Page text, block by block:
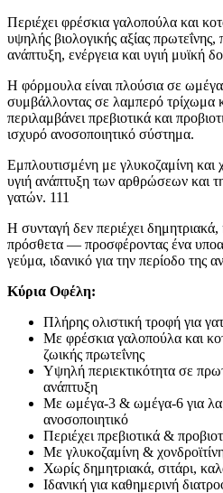
Περιέχει φρέσκια γαλοπούλα και
υψηλής βιολογικής αξίας
ανάπτυξη, ενέργεια και υγιή μυϊκή
Η φόρμουλα είναι πλούσια σε
συμβάλλοντας σε λαμπερό τρίχωμα
περιλαμβάνει πρεβιοτικά και
ισχυρό ανοσοποιητικό σύστημα.
Εμπλουτισμένη με γλυκοζαμίνη και
υγιή ανάπτυξη των αρθρώσεων και
γατών. 111
Η συνταγή δεν περιέχει
πρόσθετα — προσφέροντας ένα
γεύμα, ιδανικό για την περίοδο της
Κύρια Οφέλη:
Πλήρης ολιστική τροφή για
Με φρέσκια γαλοπούλα και
ζωικής πρωτεΐνης
Υψηλή περιεκτικότητα σε
ανάπτυξη
Με ωμέγα-3 & ωμέγα-6 για
ανοσοποιητικό
Περιέχει πρεβιοτικά &
Με γλυκοζαμίνη &
Χωρίς δημητριακά, σιτάρι,
Ιδανική για καθημερινή